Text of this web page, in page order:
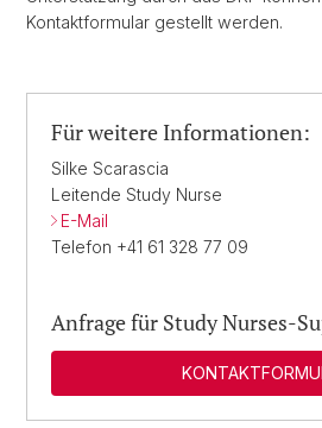
Kontaktformular gestellt werden.
Für weitere Informationen:
Silke Scarascia
Leitende Study Nurse
E-Mail
Telefon +41 61 328 77 09
Anfrage für Study Nurses-